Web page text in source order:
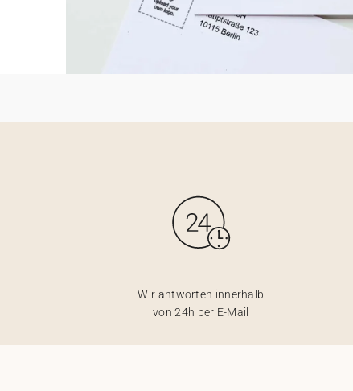
Wir antworten innerhalb
von 24h per E-Mail